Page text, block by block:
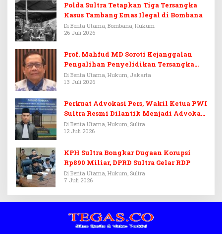
Polda Sultra Tetapkan Tiga Tersangka
Kasus Tambang Emas Ilegal di Bombana
Di Berita Utama, Bombana, Hukum
26 Juli 2026
Prof. Mahfud MD Soroti Kejanggalan
Pengalihan Penyelidikan Tersangka
Febrie Adriansyah
Di Berita Utama, Hukum, Jakarta
13 Juli 2026
Perkuat Advokasi Pers, Wakil Ketua PWI
Sultra Resmi Dilantik Menjadi Advokat
PERADI
Di Berita Utama, Hukum, Sultra
12 Juli 2026
KPH Sultra Bongkar Dugaan Korupsi
Rp890 Miliar, DPRD Sultra Gelar RDP
Di Berita Utama, Hukum, Sultra
7 Juli 2026